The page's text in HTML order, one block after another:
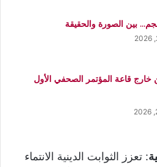
بين الصورة والحقيقة
خارج قاعة المؤتمر الصحفي الأول
: تعزز الثوابت الدينية الانتماء